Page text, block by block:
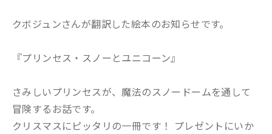
クボジュンさんが翻訳した絵本のお知らせです。
『プリンセス・スノーとユニコーン』
さみしいプリンセスが、魔法のスノードームを通して
冒険するお話です。
クリスマスにピッタリの一冊です！ プレゼントにいか